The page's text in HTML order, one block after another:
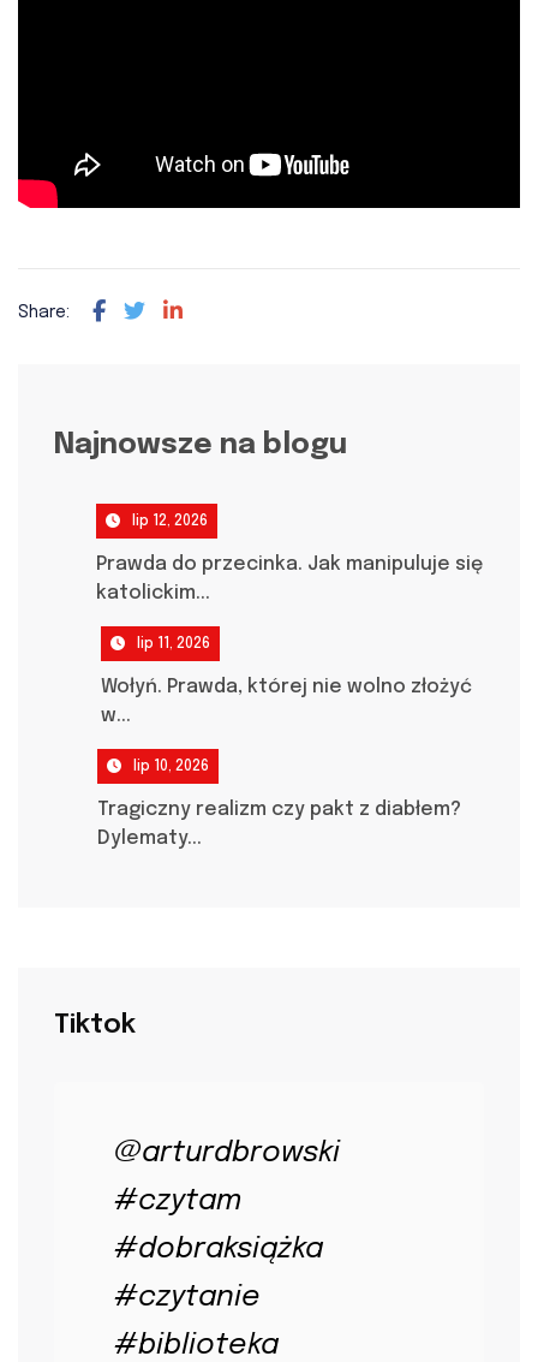
Share:
Najnowsze na blogu
lip 12, 2026
Prawda do przecinka. Jak manipuluje się
katolickim...
lip 11, 2026
Wołyń. Prawda, której nie wolno złożyć
w...
lip 10, 2026
Tragiczny realizm czy pakt z diabłem?
Dylematy...
Tiktok
@arturdbrowski
#czytam
#dobraksiążka
#czytanie
#biblioteka